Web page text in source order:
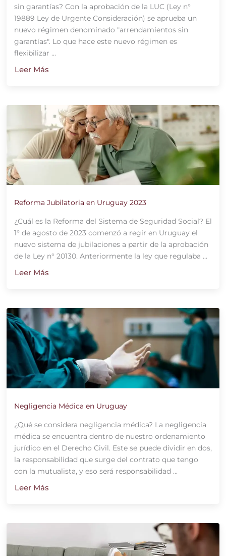
sin garantías? Con la aprobación de la LUC (Ley n°
19889 Ley de Urgente Consideración) se aprueba un
nuevo régimen denominado "arrendamientos sin
garantías". Lo que hace este nuevo régimen es
flexibilizar ...
Leer Más
Reforma Jubilatoria en Uruguay 2023
¿Cuál es la Reforma del Sistema de Seguridad Social? El
1° de agosto de 2023 comenzó a regir en Uruguay el
nuevo sistema de jubilaciones a partir de la aprobación
de la Ley n° 20130. Anteriormente la ley que regulaba ...
Leer Más
Negligencia Médica en Uruguay
¿Qué se considera negligencia médica? La negligencia
médica se encuentra dentro de nuestro ordenamiento
jurídico en el Derecho Civil. Este se puede dividir en dos,
la responsabilidad que surge del contrato que tengo
con la mutualista, y eso será responsabilidad ...
Leer Más